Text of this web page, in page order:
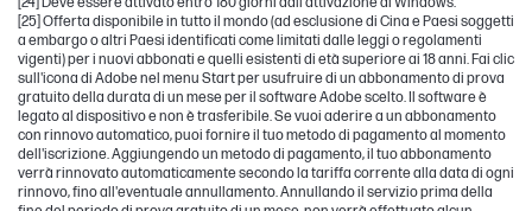
[25] Offerta disponibile in tutto il mondo (ad esclusione di Cina e Paesi soggetti
a embargo o altri Paesi identificati come limitati dalle leggi o regolamenti
vigenti) per i nuovi abbonati e quelli esistenti di età superiore ai 18 anni. Fai clic
sull'icona di Adobe nel menu Start per usufruire di un abbonamento di prova
gratuito della durata di un mese per il software Adobe scelto. Il software è
legato al dispositivo e non è trasferibile. Se vuoi aderire a un abbonamento
con rinnovo automatico, puoi fornire il tuo metodo di pagamento al momento
dell'iscrizione. Aggiungendo un metodo di pagamento, il tuo abbonamento
verrà rinnovato automaticamente secondo la tariffa corrente alla data di ogni
rinnovo, fino all'eventuale annullamento. Annullando il servizio prima della